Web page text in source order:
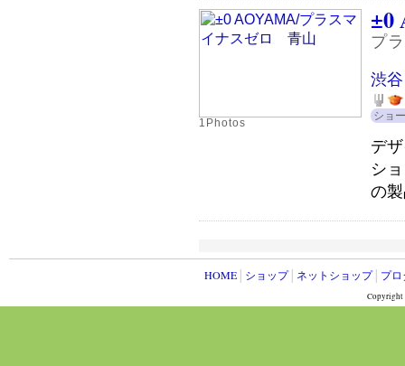
1Photos
±0
プ
渋谷
ショ
デ
シ
の
HOME ショップ│ ネットショップ│ プ
Copyright